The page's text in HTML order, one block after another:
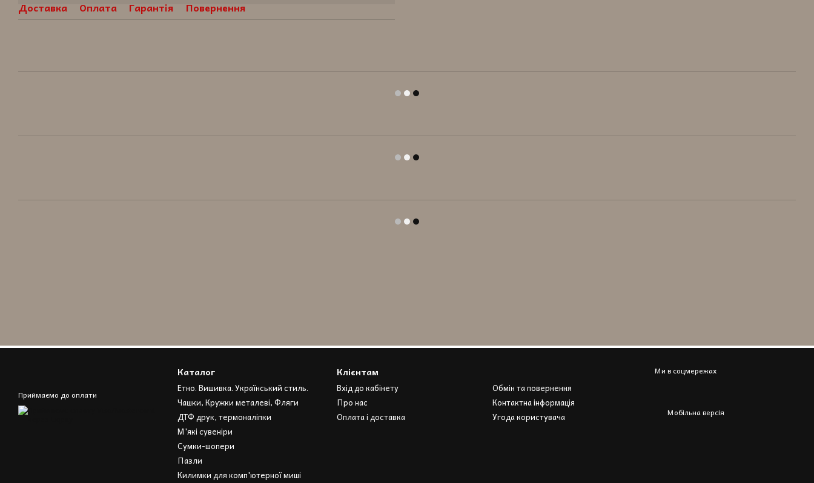
Доставка Оплата Гарантія Повернення
Приймаємо до оплати
Каталог
Етно. Вишивка. Український стиль.
Чашки, Кружки металеві, Фляги
ДТФ друк, термоналіпки
М'які сувеніри
Сумки-шопери
Пазли
Килимки для комп'ютерної миші
Клієнтам
Вхід до кабінету
Про нас
Оплата і доставка
Обмін та повернення
Контактна інформація
Угода користувача
Ми в соцмережах
Мобільна версія